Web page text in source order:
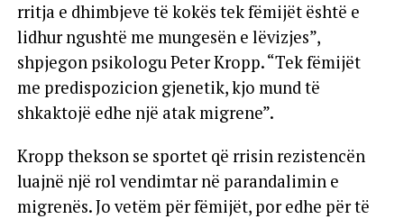
rritja e dhimbjeve të kokës tek fëmijët është e
lidhur ngushtë me mungesën e lëvizjes”,
shpjegon psikologu Peter Kropp. “Tek fëmijët
me predispozicion gjenetik, kjo mund të
shkaktojë edhe një atak migrene”.
Kropp thekson se sportet që rrisin rezistencën
luajnë një rol vendimtar në parandalimin e
migrenës. Jo vetëm për fëmijët, por edhe për të